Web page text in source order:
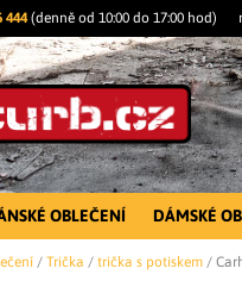
444 (denně od 10:00 do 17:00 hod)
OBLEČENÍ DÁMSKÉ
/ Trička / trička s potiskem /